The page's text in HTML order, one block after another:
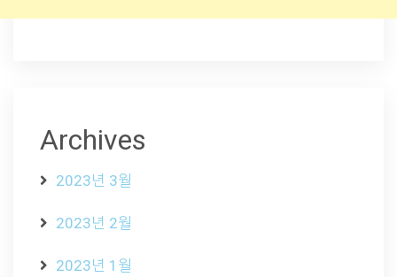
Archives
2023년 3월
2023년 2월
2023년 1월